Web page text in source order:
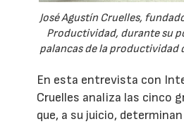
José Agustín Cruelles,
Productividad, durante su
palancas de la productividad
En esta entrevista con
Cruelles analiza las cinco
que, a su juicio,